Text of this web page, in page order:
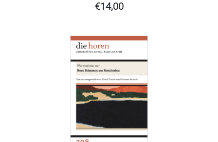
€14,00